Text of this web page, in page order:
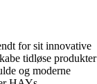
for sit innovative
tidløse produkter
og moderne